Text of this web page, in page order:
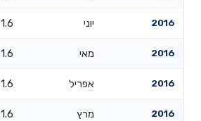
2016 יוני 1.6
2016 מאי 1.6
2016 אפריל 1.6
2016 מרץ 1.6